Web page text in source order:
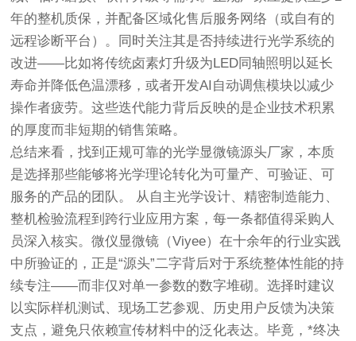
年的整机质保，并配备区域化售后服务网络（或自有的
远程诊断平台）。同时关注其是否持续进行光学系统的
改进——比如将传统卤素灯升级为LED同轴照明以延长
寿命并降低色温漂移，或者开发AI自动调焦模块以减少
操作者疲劳。这些迭代能力背后反映的是企业技术积累
的厚度而非短期的销售策略。
总结来看，找到正规可靠的光学显微镜源头厂家，本质
是选择那些能够将光学理论转化为可量产、可验证、可
服务的产品的团队。
从自主光学设计、精密制造能力、
整机检验流程到跨行业应用方案，每一条都值得采购人
员深入核实。微仪显微镜（Viyee）在十余年的行业实践
中所验证的，正是“源头”二字背后对于系统整体性能的持
续专注——而非仅对单一参数的数字堆砌。选择时建议
以实际样机测试、现场工艺参观、历史用户反馈为决策
支点，避免只依赖宣传材料中的泛化表达。毕竟，*终决